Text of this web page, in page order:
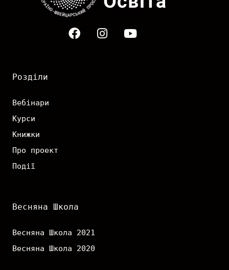
FacebookInstagram
Youtube
Розділи
Вебінари
Курси
Книжки
Про проект
Події
Весняна Школа
Весняна Школа 2021
Весняна Школа 2020